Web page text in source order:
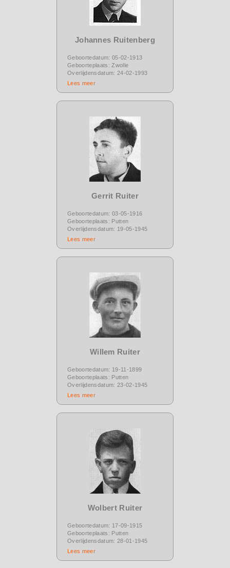
Johannes Ruitenberg
Geboortedatum: 05-02-1913
Geboorteplaats: Zwolle
Overlijdensdatum: 24-02-1993
Lees meer
Gerrit Ruiter
Geboortedatum: 03-05-1916
Geboorteplaats: Putten
Overlijdensdatum: 19-05-1945
Lees meer
Willem Ruiter
Geboortedatum: 19-11-1899
Geboorteplaats: Putten
Overlijdensdatum: 23-02-1945
Lees meer
Wolbert Ruiter
Geboortedatum: 17-09-1915
Geboorteplaats: Putten
Overlijdensdatum: 28-01-1945
Lees meer